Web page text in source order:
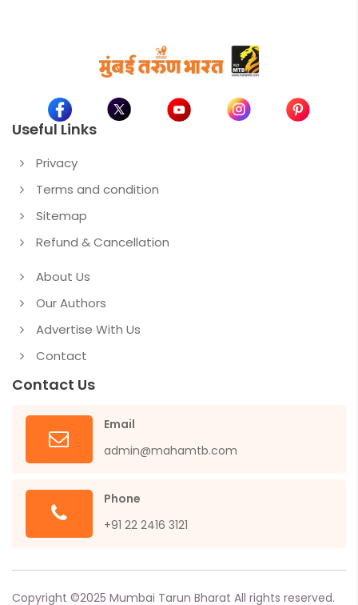
Useful Links
Privacy
Terms and condition
Sitemap
Refund & Cancellation
About Us
Our Authors
Advertise With Us
Contact
Contact Us
Email
admin@mahamtb.com
Phone
+91 22 2416 3121
Copyright ©2025 Mumbai Tarun Bharat All rights reserved.